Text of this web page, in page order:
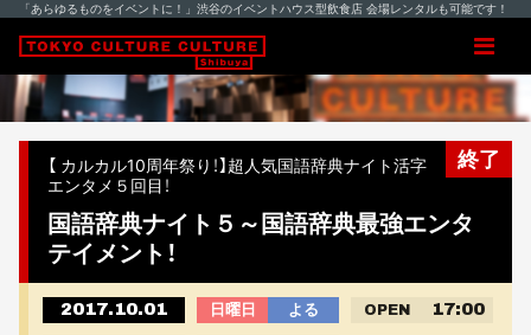
「あらゆるものをイベントに！」渋谷のイベントハウス型飲食店 会場レンタルも可能です！
終了
【 カルカル10周年祭り！】超人気国語辞典ナイト活字
エンタメ５回目！
国語辞典ナイト５～国語辞典最強エンタ
テイメント！
2017.10.01 日曜日 よる OPEN 17:00